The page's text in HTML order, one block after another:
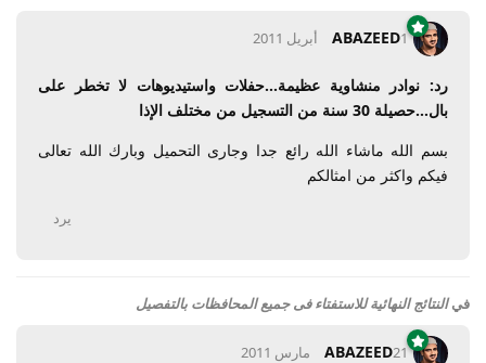
ABAZEED1 أبريل 2011
رد: نوادر منشاوية عظيمة...حفلات واستيديوهات لا تخطر على
بال...حصيلة 30 سنة من التسجيل من مختلف الإذا
بسم الله ماشاء الله رائع جدا وجارى التحميل وبارك الله تعالى
فيكم واكثر من امثالكم
يرد
فيالنتائج النهائية للاستفتاء فى جميع المحافظات بالتفصيل
ABAZEED21 مارس 2011